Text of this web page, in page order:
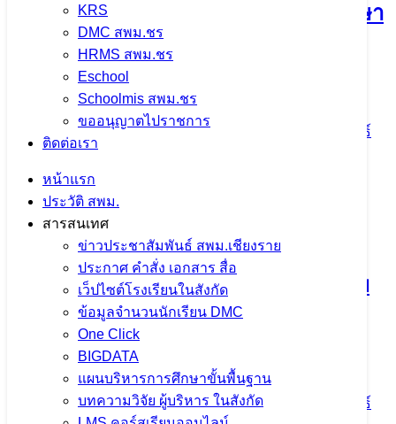
KRS
DMC สพม.ชร
HRMS สพม.ชร
Eschool
Schoolmis สพม.ชร
ขออนุญาตไปราชการ
ติดต่อเรา
หน้าแรก
ประวัติ สพม.
สารสนเทศ
ข่าวประชาสัมพันธ์ สพม.เชียงราย
ประกาศ คำสั่ง เอกสาร สื่อ
เว็ปไซต์โรงเรียนในสังกัด
ข้อมูลจำนวนนักเรียน DMC
One Click
BIGDATA
แผนบริหารการศึกษาขั้นพื้นฐาน
บทความวิจัย ผู้บริหาร ในสังกัด
ปรัชญาของเศรษฐกิจพอเพียงสู่สถานศึกษา
ประจำปีงบประมาณ พ.ศ. 2569 ณ โรง
เรียนแม่ต๋ำตาดควันวิทยาคม
4 สิงหาคม 20264 สิงหาคม 2026
ข่าวประชาสัมพันธ์
สพม.เชียงราย
จำนวนผู้ชม: 18
ตรวจสุขภาพประจำปี 2569 ใส่ใจสุขภาพ
บุคลากร เสริมสร้างคุณภาพชีวิตและ
ประสิทธิภาพการทำงาน
4 สิงหาคม 20264 สิงหาคม 2026
ข่าวประชาสัมพันธ์